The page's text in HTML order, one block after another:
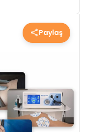
Paylaş